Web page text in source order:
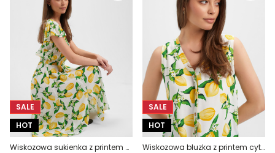
SALE
HOT
Wiskozowa sukienka z printem cytryn
SALE
HOT
Wiskozowa bluzka z printem cytryn